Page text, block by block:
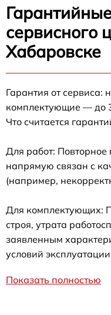
сервисного
Хабаровске
Гарантия от сервиса:
комплектующие — до
Что считается
Для работ:
напрямую связан с
(например,
Для комплектующих:
строя, утрата
заявленным
условий
Показать полностью